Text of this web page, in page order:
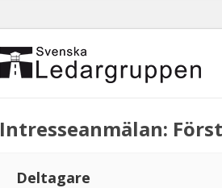
Intresseanmälan:
Deltagare